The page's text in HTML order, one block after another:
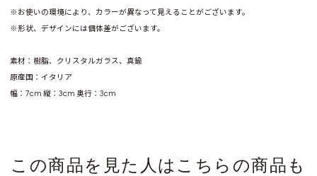
※お使いの環境により、カラーが異なって見えることがございます。
※形状、デザインには個体差がございます。
素材：樹脂、クリスタルガラス、真鍮
原産国：イタリア
幅：7cm 縦：3cm 奥行：3cm
この商品を見た人はこちらの商品も